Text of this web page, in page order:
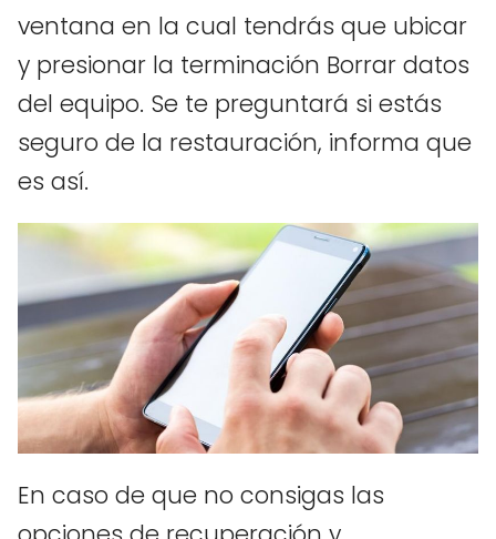
ventana en la cual tendrás que ubicar
y presionar la terminación Borrar datos
del equipo. Se te preguntará si estás
seguro de la restauración, informa que
es así.
En caso de que no consigas las